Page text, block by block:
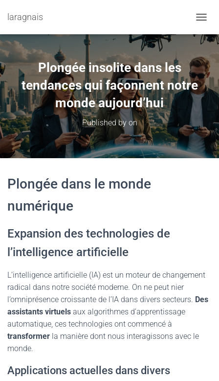
laragnais
Plongée insolite dans les
tendances qui façonnent notre
monde aujourd’hui
Published by on
Plongée dans le monde
numérique
Expansion des technologies de
l’intelligence artificielle
L’intelligence artificielle (IA) est un moteur de changement
radical dans notre société moderne. On ne peut nier
l’omniprésence croissante de l’IA dans divers secteurs. Des
assistants virtuels aux algorithmes d’apprentissage
automatique, ces technologies ont commencé à
transformer la manière dont nous interagissons avec le
monde.
Applications actuelles dans divers